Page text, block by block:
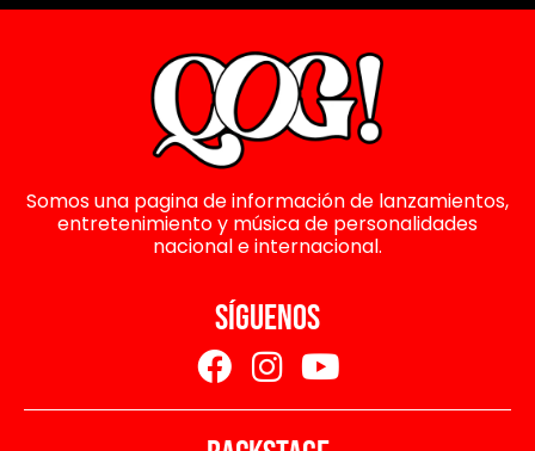
Somos una pagina de información de lanzamientos,
entretenimiento y música de personalidades
nacional e internacional.
SÍGUENOS